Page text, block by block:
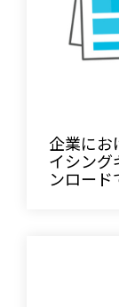
企業にお
イシング
ンロード